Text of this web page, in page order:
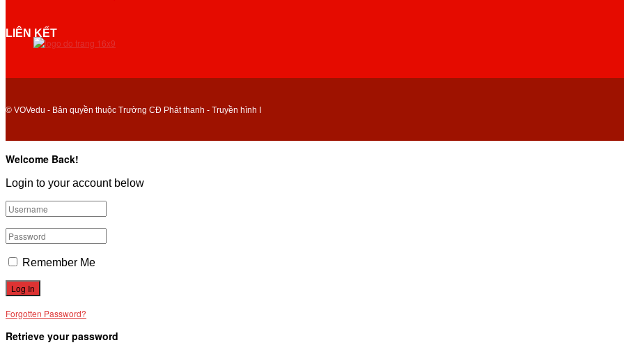
LIÊN KẾT
© VOVedu - Bản quyền thuộc Trường CĐ Phát thanh - Truyền hình I
Welcome Back!
Login to your account below
Remember Me
Forgotten Password?
Retrieve your password